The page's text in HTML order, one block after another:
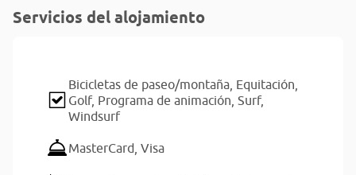
Servicios del alojamiento
Bicicletas de paseo/montaña, Equitación,
Golf, Programa de animación, Surf,
Windsurf
MasterCard, Visa